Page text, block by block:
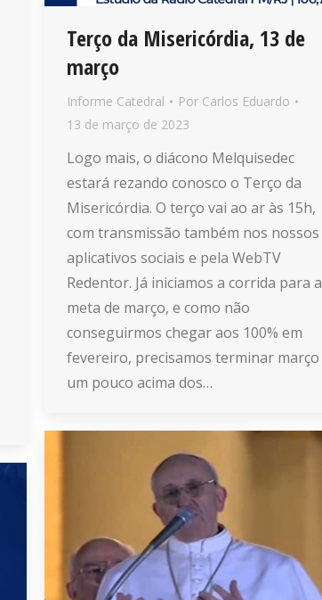
Terço da Misericórdia, 13 de
março
Informe Catedral Por Carlos Eduardo
13 de março de 2023
Logo mais, o diácono Melquisedec
estará rezando conosco o Terço da
Misericórdia. O terço vai ao ar às 15h,
com transmissão também nos nossos
aplicativos sociais e pela WebTV
Redentor. Já iniciamos a corrida para a
meta de março, e como não
conseguirmos chegar aos 100% em
fevereiro, precisamos terminar março
um pouco acima dos…